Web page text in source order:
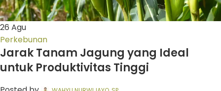
26 Agu
Perkebunan
Jarak Tanam Jagung yang Ideal
untuk Produktivitas Tinggi